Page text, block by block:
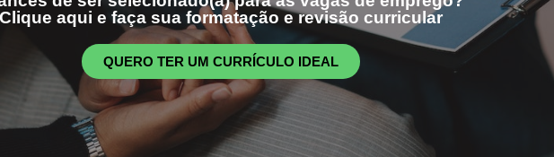
aqui e faça sua formatação e revisão curricular
QUERO TER UM CURRÍCULO IDEAL